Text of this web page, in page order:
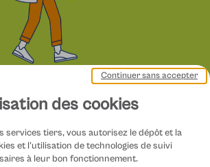
des cookies
services tiers, vous autorisez le dépôt et la
et l'utilisation de technologies de suivi
à leur bon fonctionnement.
Continuer sans accepter